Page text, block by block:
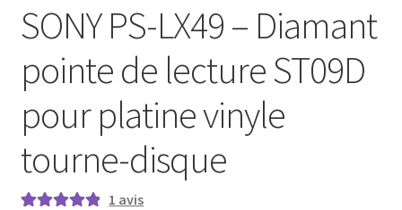
SONY PS-LX49 – Diamant
pointe de lecture ST09D
pour platine vinyle
tourne-disque
1 avis